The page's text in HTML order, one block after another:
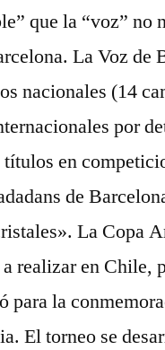
que la “voz” no
La Voz de
nacionales (14
por
en
de
La Copa
realizar en Chile,
para la
El torneo se